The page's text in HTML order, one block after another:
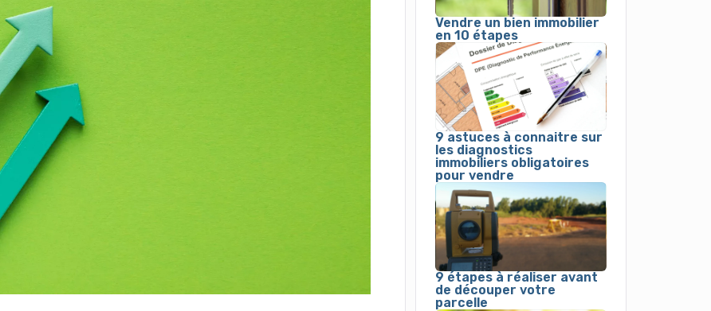
Vendre un bien immobilier
en 10 étapes
9 astuces à connaitre sur
les diagnostics
immobiliers obligatoires
pour vendre
9 étapes à réaliser avant
de découper votre
parcelle